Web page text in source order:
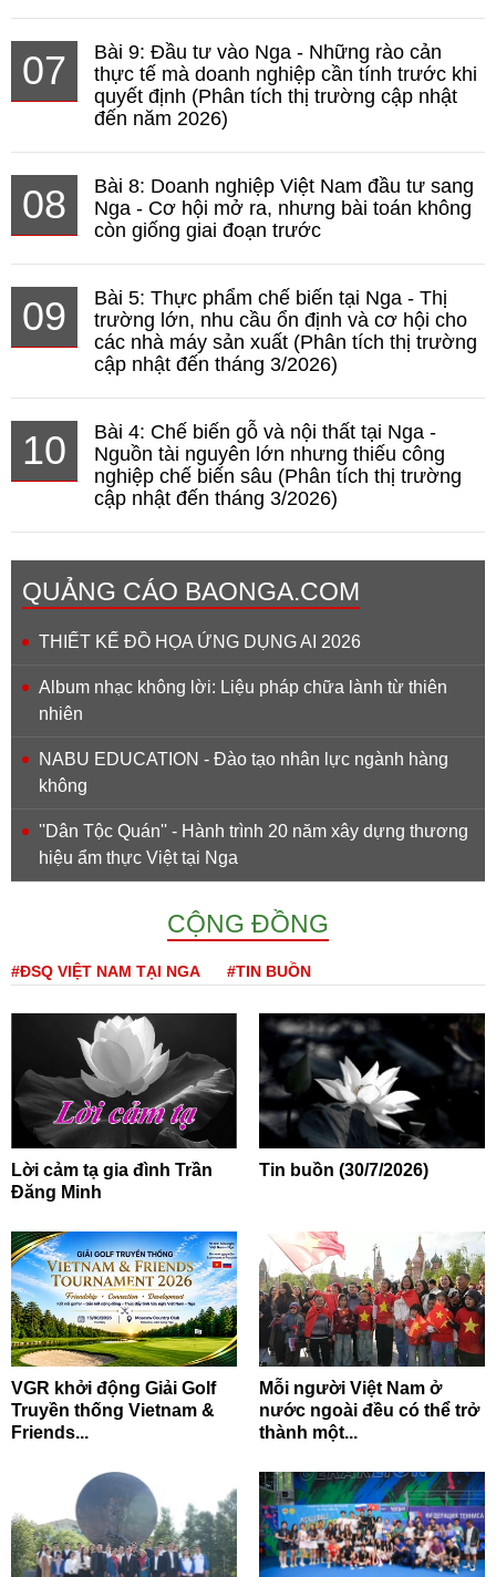
07
Bài 9: Đầu tư vào Nga - Những rào cản
thực tế mà doanh nghiệp cần tính trước khi
quyết định (Phân tích thị trường cập nhật
đến năm 2026)
08
Bài 8: Doanh nghiệp Việt Nam đầu tư sang
Nga - Cơ hội mở ra, nhưng bài toán không
còn giống giai đoạn trước
09
Bài 5: Thực phẩm chế biến tại Nga - Thị
trường lớn, nhu cầu ổn định và cơ hội cho
các nhà máy sản xuất (Phân tích thị trường
cập nhật đến tháng 3/2026)
10
Bài 4: Chế biến gỗ và nội thất tại Nga -
Nguồn tài nguyên lớn nhưng thiếu công
nghiệp chế biến sâu (Phân tích thị trường
cập nhật đến tháng 3/2026)
QUẢNG CÁO BAONGA.COM
THIẾT KẾ ĐỒ HỌA ỨNG DỤNG AI 2026
Album nhạc không lời: Liệu pháp chữa lành từ thiên
nhiên
NABU EDUCATION - Đào tạo nhân lực ngành hàng
không
''Dân Tộc Quán'' - Hành trình 20 năm xây dựng thương
hiệu ẩm thực Việt tại Nga
CỘNG ĐỒNG
#ĐSQ VIỆT NAM TẠI NGA #TIN BUỒN
Lời cảm tạ gia đình Trần
Đăng Minh
Tin buồn (30/7/2026)
VGR khởi động Giải Golf
Truyền thống Vietnam &
Friends...
Mỗi người Việt Nam ở
nước ngoài đều có thể trở
thành một...